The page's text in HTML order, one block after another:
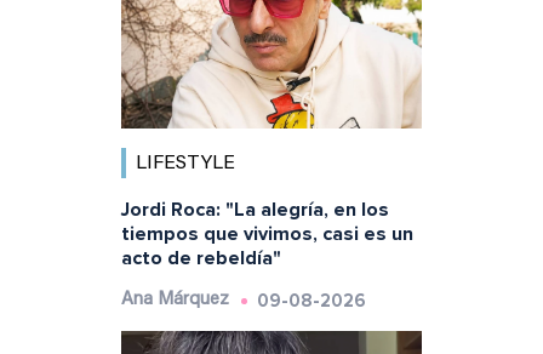
LIFESTYLE
Jordi Roca: "La alegría, en los
tiempos que vivimos, casi es un
acto de rebeldía"
Ana Márquez 09-08-2026